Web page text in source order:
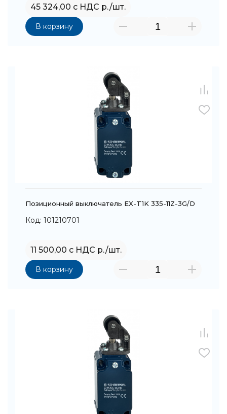
45 324,00 с НДС р./шт.
В корзину
Позиционный выключатель EX-T1K 335-11Z-3G/D
Код: 101210701
11 500,00 с НДС р./шт.
В корзину